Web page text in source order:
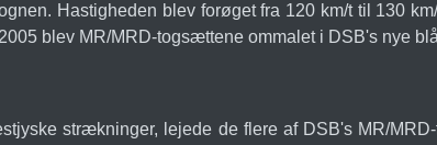
Hastigheden blev forøget fra 120 km/t til 130
blev MR/MRD-togsættene ommalet i DSB's nye
strækninger, lejede de flere af DSB's MR/